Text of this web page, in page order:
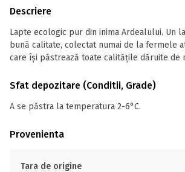
Descriere
Lapte ecologic pur din inima Ardealului. Un
bună calitate, colectat numai de la fermele
care își păstrează toate calitățile dăruite de
Sfat depozitare (Conditii, Grade)
A se păstra la temperatura 2-6°C.
Provenienta
Tara de origine